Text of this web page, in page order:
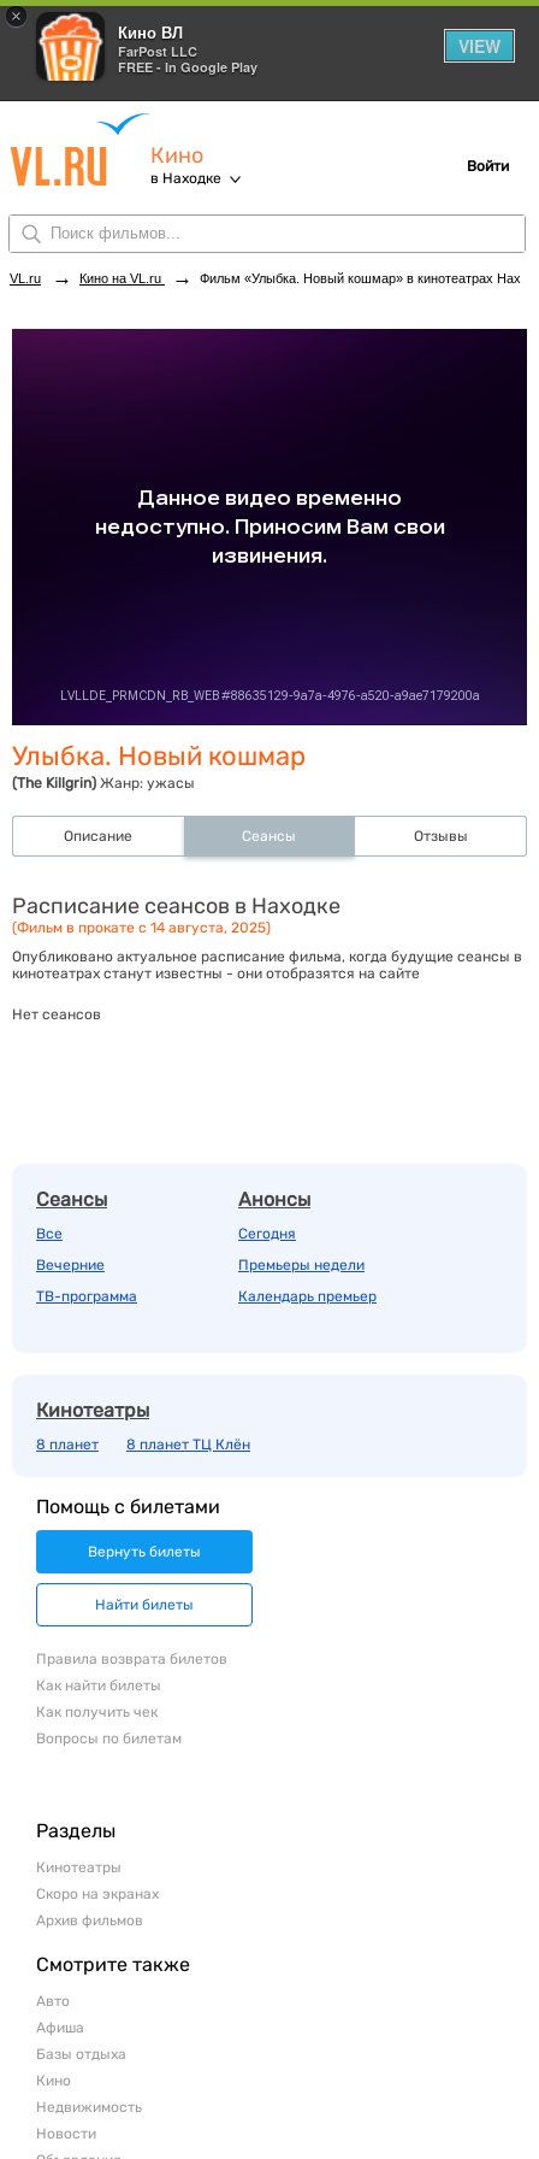
×
Кино ВЛ
FarPost LLC
FREE - In Google Play
VIEW
Кино
в Находке
Войти
VL.ru → Кино на VL.ru → Фильм «Улыбка. Новый кошмар» в кинотеатрах Находки. Купить билеты!
Улыбка. Новый кошмар
(The Killgrin) Жанр: ужасы
Описание Сеансы Отзывы
Расписание сеансов в Находке
(Фильм в прокате с 14 августа, 2025)
Опубликовано актуальное расписание фильма, когда будущие сеансы в
кинотеатрах станут известны - они отобразятся на сайте
Нет сеансов
Сеансы
Все
Вечерние
ТВ-программа
Анонсы
Сегодня
Премьеры недели
Календарь премьер
Кинотеатры
8 планет 8 планет ТЦ Клён
Помощь с билетами
Вернуть билеты
Найти билеты
Правила возврата билетов
Как найти билеты
Как получить чек
Вопросы по билетам
Разделы
Кинотеатры
Скоро на экранах
Архив фильмов
Смотрите также
Авто
Афиша
Базы отдыха
Кино
Недвижимость
Новости